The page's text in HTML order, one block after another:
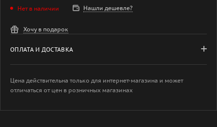
Нет в наличии Нашли дешевле?
Хочу в подарок
ОПЛАТА И ДОСТАВКА
Цена действительна только для интернет-магазина и может
отличаться от цен в розничных магазинах